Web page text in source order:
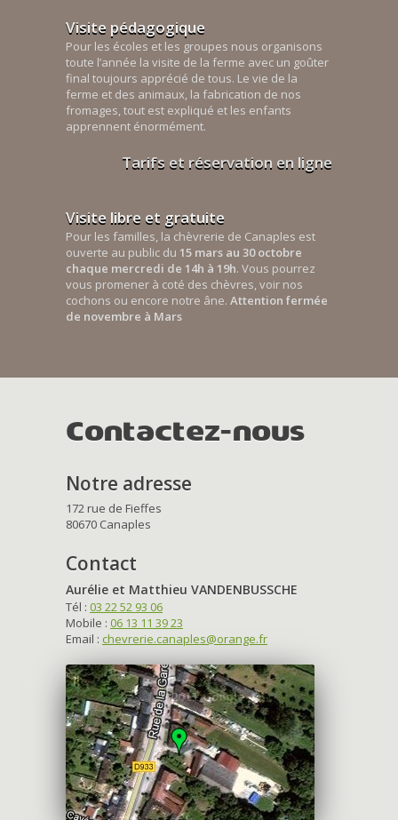
Visite pédagogique
Pour les écoles et les groupes nous organisons
toute l’année la visite de la ferme avec un goûter
final toujours apprécié de tous. Le vie de la
ferme et des animaux, la fabrication de nos
fromages, tout est expliqué et les enfants
apprennent énormément.
Tarifs et réservation en ligne
Visite libre et gratuite
Pour les familles, la chèvrerie de Canaples est
ouverte au public du 15 mars au 30 octobre
chaque mercredi de 14h à 19h. Vous pourrez
vous promener à coté des chèvres, voir nos
cochons ou encore notre âne. Attention fermée
de novembre à Mars
Contactez-nous
Notre adresse
172 rue de Fieffes
80670 Canaples
Contact
Aurélie et Matthieu VANDENBUSSCHE
Tél : 03 22 52 93 06
Mobile : 06 13 11 39 23
Email : chevrerie.canaples@orange.fr